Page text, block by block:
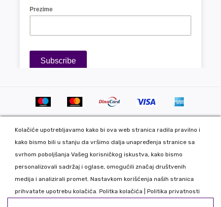
Kolačiće upotrebljavamo kako bi ova web stranica radila pravilno i
kako bismo bili u stanju da vršimo dalja unapređenja stranice sa
svrhom poboljšanja Vašeg korisničkog iskustva, kako bismo
personalizovali sadržaj i oglase, omogućili značaj društvenih
medija i analizirali promet. Nastavkom korišćenja naših stranica
prihvatate upotrebu kolačića. Politka kolačića Politika privatnosti
Copyright 2020 DekorDom Group DOO. All Rights Reserved. Web
development: CMS by Global Webmasters -
Izrada internet prodavniceiSEObywww.wbsdigital.com